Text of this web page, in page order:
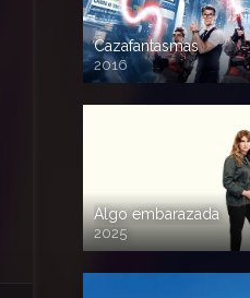
Cazafantasmas
2016
720p HD
Algo embarazada
2025
720p HD